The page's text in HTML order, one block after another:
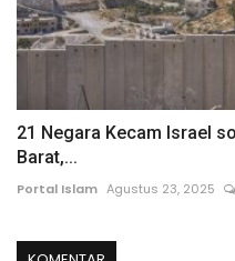
21 Negara Kecam Israel
Barat,...
Portal Islam Agustus 23, 2025